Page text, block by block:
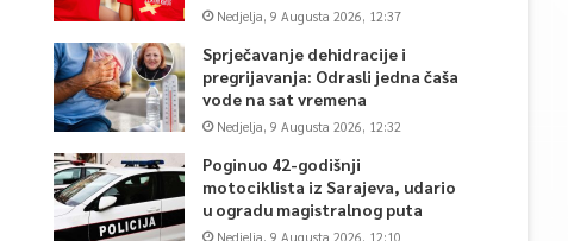
Nedjelja, 9 Augusta 2026, 12:37
Sprječavanje dehidracije i
pregrijavanja: Odrasli jedna čaša
vode na sat vremena
Nedjelja, 9 Augusta 2026, 12:32
Poginuo 42-godišnji
motociklista iz Sarajeva, udario
u ogradu magistralnog puta
Nedjelja, 9 Augusta 2026, 12:10